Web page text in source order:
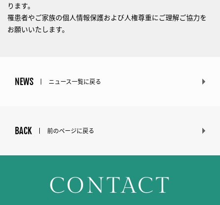
ります。
罹患者やご家族の個人情報保護および人権尊重にご理解ご協力を
お願いいたします。
NEWS ニュース一覧に戻る
BACK 前のページに戻る
CONTACT